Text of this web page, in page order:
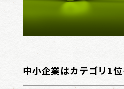
中小企業はカテゴリ1